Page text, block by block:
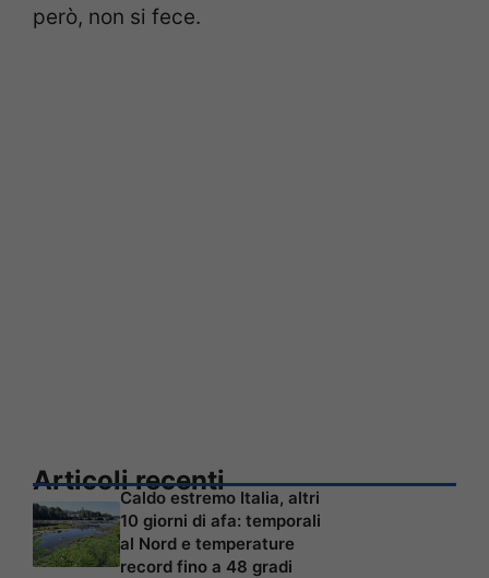
però, non si fece.
Articoli recenti
Caldo estremo Italia, altri
10 giorni di afa: temporali
al Nord e temperature
record fino a 48 gradi